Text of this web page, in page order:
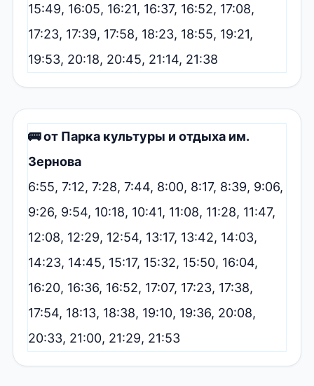
15:49, 16:05, 16:21, 16:37, 16:52, 17:08,
17:23, 17:39, 17:58, 18:23, 18:55, 19:21,
19:53, 20:18, 20:45, 21:14, 21:38
🚌 от Парка культуры и отдыха им.
Зернова
6:55, 7:12, 7:28, 7:44, 8:00, 8:17, 8:39, 9:06,
9:26, 9:54, 10:18, 10:41, 11:08, 11:28, 11:47,
12:08, 12:29, 12:54, 13:17, 13:42, 14:03,
14:23, 14:45, 15:17, 15:32, 15:50, 16:04,
16:20, 16:36, 16:52, 17:07, 17:23, 17:38,
17:54, 18:13, 18:38, 19:10, 19:36, 20:08,
20:33, 21:00, 21:29, 21:53